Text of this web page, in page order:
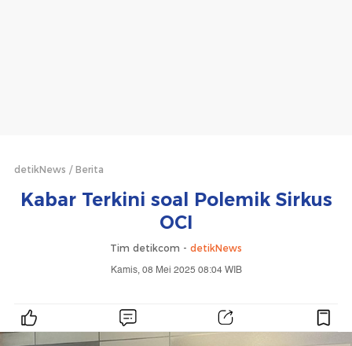
detikNews Berita
Kabar Terkini soal Polemik Sirkus
OCI
Tim detikcom - detikNews
Kamis, 08 Mei 2025 08:04 WIB